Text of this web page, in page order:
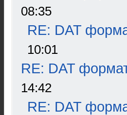
08:35
RE: DAT
10:01
RE: DAT
14:42
RE: DAT